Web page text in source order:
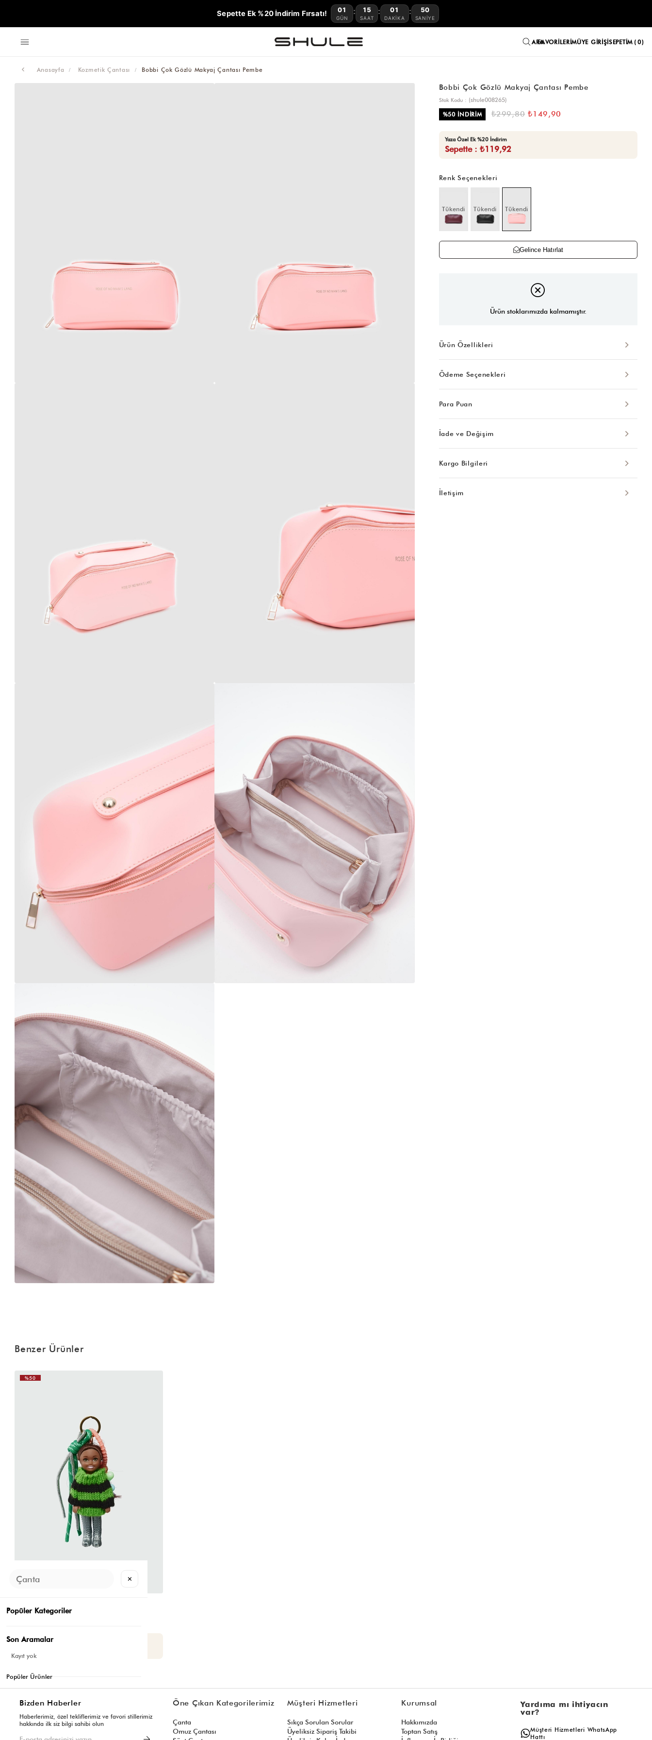
Sepette Ek %20 İndirim Fırsatı! 01
GÜN
: 15
SAAT
: 01
DAKIKA
: 49
SANIYE
FAVORILERIMÜYE GIRIŞISEPETIM 0
Anasayfa Kozmetik Çantası Bobbi Çok Gözlü Makyaj Çantası Pembe
Bobbi Çok Gözlü Makyaj Çantası Pembe
Stok Kodu
(shule008265)
%50İNDIRIM ₺299,80 ₺149,90
Yaza Özel Ek %20 İndirim
Sepette : ₺119,92
Renk Seçenekleri
Tükendi Tükendi Tükendi
Gelince Hatırlat
Ürün stoklarımızda kalmamıştır.
Ürün Özellikleri
Ödeme Seçenekleri
Para Puan
İade ve Değişim
Kargo Bilgileri
İletişim
Benzer Ürünler
4.7 (6)📷
Yaza Özel Ek %20 İndirim
%50
Bizden Haberler
Haberlerimiz, özel tekliflerimiz ve favori stillerimiz
hakkında ilk siz bilgi sahibi olun
Öne Çıkan Kategorilerimiz
Çanta
Omuz Çantası
Müşteri Hizmetleri
Sıkça Sorulan Sorular
Üyeliksiz Sipariş Takibi
Kurumsal
Hakkımızda
Toptan Satış
Yardıma mı ihtiyacın
var?
Müşteri Hizmetleri WhatsApp
Hattı
✕
Popüler Kategoriler
Son Aramalar
Kayıt yok
Popüler Ürünler